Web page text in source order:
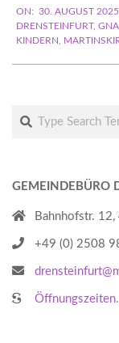
08-
30
ON: 30. AUGUST 2025
DRENSTEINFURT,
KINDERN
GEMEINDEBÜRO
Bahnhofstr.
+49 (0) 2508